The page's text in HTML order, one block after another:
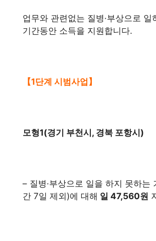
업무와 관련없는 질병·부상으로 일
기간동안 소득을 지원합니다.
【1단계 시범사업】
모형1(경기 부천시, 경북 포항시)
– 질병·부상으로 일을 하지 못하는
간 7일 제외)에 대해 일 47,560원